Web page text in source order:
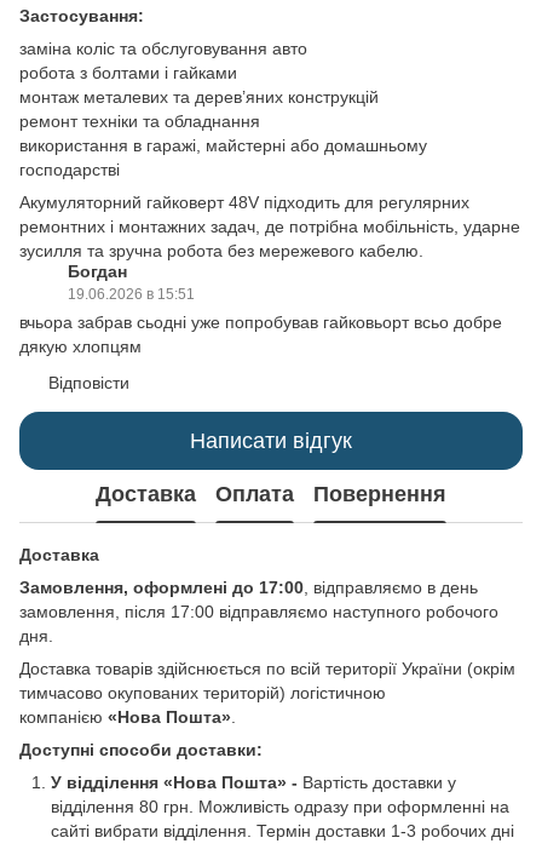
Застосування:
заміна коліс та обслуговування авто
робота з болтами і гайками
монтаж металевих та дерев’яних конструкцій
ремонт техніки та обладнання
використання в гаражі, майстерні або домашньому
господарстві
Акумуляторний гайковерт 48V підходить для регулярних
ремонтних і монтажних задач, де потрібна мобільність, ударне
зусилля та зручна робота без мережевого кабелю.
Богдан
19.06.2026 в 15:51
вчьора забрав сьодні уже попробував гайковьорт всьо добре
дякую хлопцям
Відповісти
Написати відгук
Доставка Оплата Повернення
Доставка
Замовлення, оформлені до 17:00 , відправляємо в день
замовлення, після 17:00 відправляємо наступного робочого
дня.
Доставка товарів здійснюється по всій території України (окрім
тимчасово окупованих територій) логістичною
компанією «Нова Пошта»
Доступні способи доставки:
У відділення «Нова Пошта» - Вартість доставки у
відділення 80 грн. Можливість одразу при оформленні на
сайті вибрати відділення. Термін доставки 1-3 робочих дні